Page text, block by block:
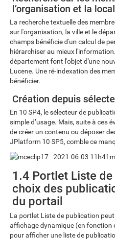
l’organisation et la
La recherche textuelle des
sur l'organisation, la ville et le
champs bénéficie d'un calcul de
hiérarchiser au mieux
département font l'objet d'une
Lucene. Une ré-indexation des
bénéficier.
Création depuis
En 10 SP4, le sélecteur de
simple d’usage. Mais, suite à ces
de créer un contenu ou déposer
JPlatform 10 SP5, comble ce
1.4 Portlet Liste
choix des
du portail
La portlet Liste de publication
affichage dynamique (en fonction
pour afficher une liste de